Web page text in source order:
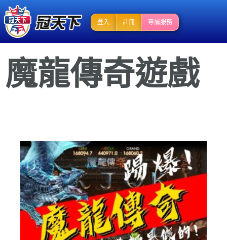
登入 註冊 專屬服務
魔龍傳奇遊戲